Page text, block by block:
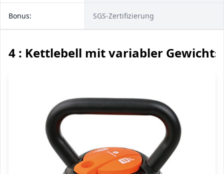
Bonus: SGS-Zertifizierung
4 : Kettlebell mit variabler